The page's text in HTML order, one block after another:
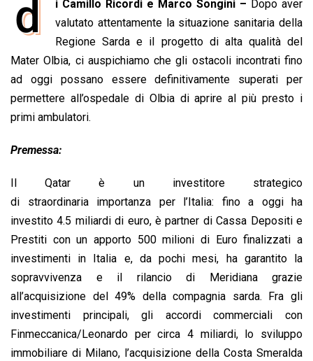
e
o
o
k
a
t
s
A
p
p
n
k
e
d
I
n
r
e
a
d
s
a
i
l
p
y
L
i
n
k
i
n
t
d i Camillo Ricordi e Marco Songini – Dopo aver
valutato attentamente la situazione sanitaria della
Regione Sarda e il progetto di alta qualità del
Mater Olbia, ci auspichiamo che gli ostacoli incontrati fino
ad oggi possano essere definitivamente superati per
permettere all’ospedale di Olbia di aprire al più presto i
primi ambulatori.
Premessa:
Il Qatar è un investitore strategico
di straordinaria importanza per l’Italia: fino a oggi ha
investito 4.5 miliardi di euro, è partner di Cassa Depositi e
Prestiti con un apporto 500 milioni di Euro finalizzati a
investimenti in Italia e, da pochi mesi, ha garantito la
sopravvivenza e il rilancio di Meridiana grazie
all’acquisizione del 49% della compagnia sarda. Fra gli
investimenti principali, gli accordi commerciali con
Finmeccanica/Leonardo per circa 4 miliardi, lo sviluppo
immobiliare di Milano, l’acquisizione della Costa Smeralda